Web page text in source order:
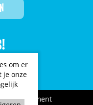

statement
om er
je onze